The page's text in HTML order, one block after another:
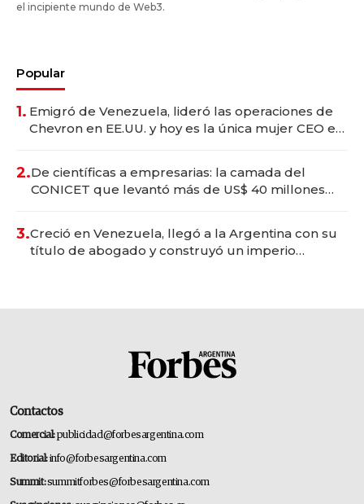
el incipiente mundo de Web3.
Popular
1. Emigró de Venezuela, lideró las operaciones de
Chevron en EE.UU. y hoy es la única mujer CEO en
2.De científicas a empresarias: la camada del
CONICET que levantó más de US$ 40 millones
3.Creció en Venezuela, llegó a la Argentina con su
título de abogado y construyó un imperio
Contactos
Comercial:publicidad@forbesargentina.com
Editorial:info@forbesargentina.com
Summit:summitforbes@forbesargentina.com